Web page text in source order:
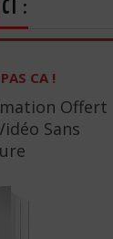
:
CA !
Offert
Sans